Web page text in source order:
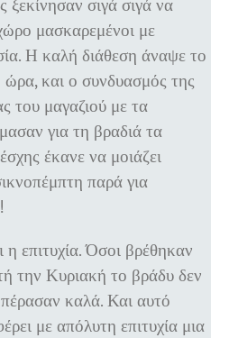
σιγά σιγά να
μασκαρεμένοι με
Η καλή διάθεση άναψε το
ώρα, και ο συνδυασμός της
του μαγαζιού με τα
για τη βραδιά τα
έκανε να μοιάζει
παρά για
επιτυχία. Όσοι βρέθηκαν
την Κυριακή το βράδυ δεν
καλά. Και αυτό
με απόλυτη επιτυχία μια